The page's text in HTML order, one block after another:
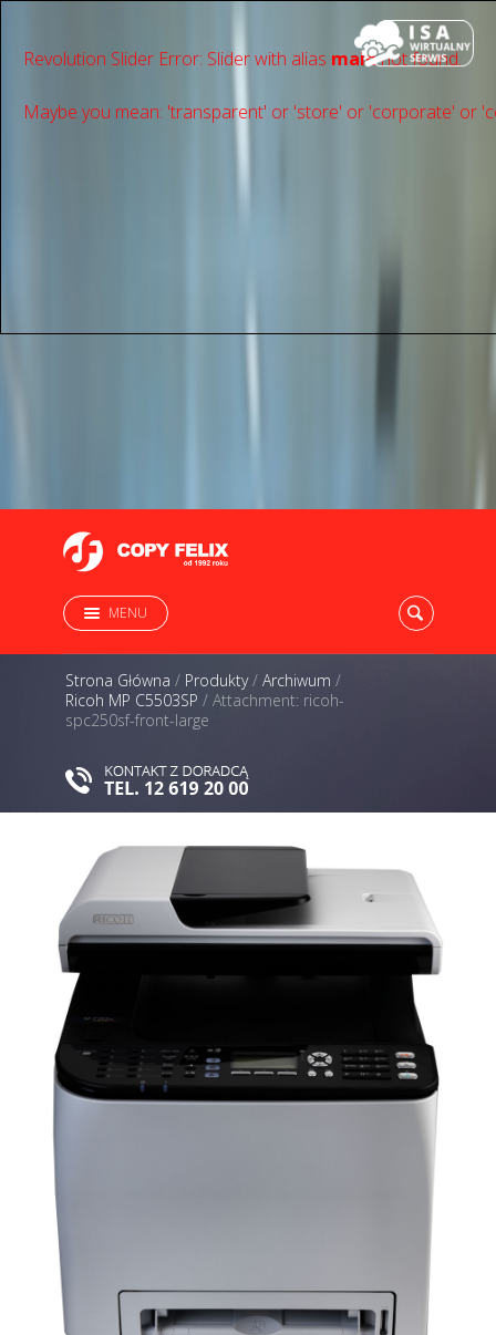
Revolution Slider Error: Slider with alias mainnot found.
Maybe you mean: 'transparent' or 'store' or 'сorporate' or
MENU
Strona Główna / Produkty/ Archiwum /
Ricoh MP C5503SP / Attachment: ricoh-
spc250sf-front-large